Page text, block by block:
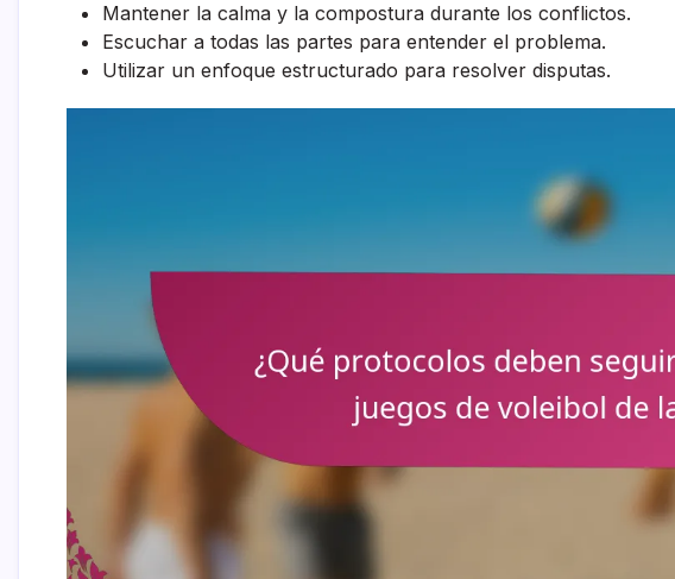
Mantener la calma y la compostura durante los conflictos.
Escuchar a todas las partes para entender el problema.
Utilizar un enfoque estructurado para resolver disputas.